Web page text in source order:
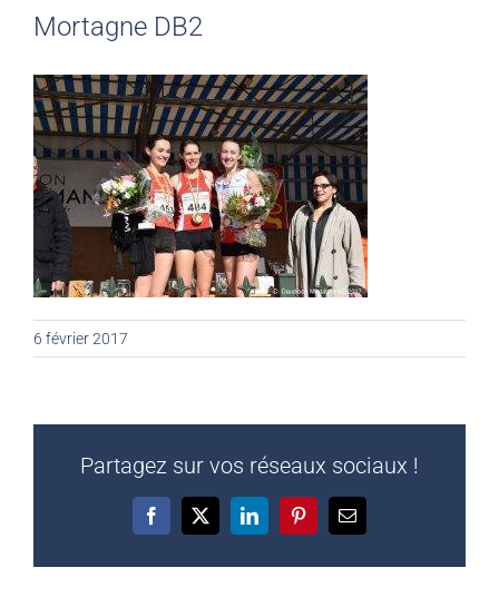
Mortagne DB2
6 février 2017
Partagez sur vos réseaux sociaux !
Facebook
X LinkedInPinterestEmail